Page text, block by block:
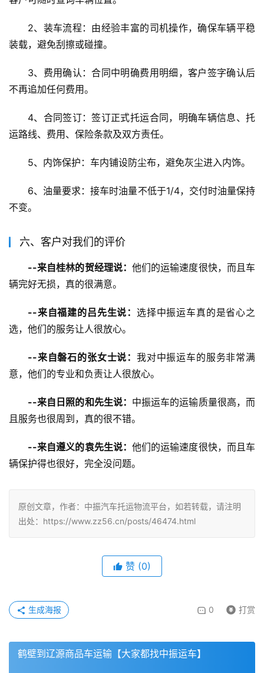
2、装车流程：由经验丰富的司机操作，确保车辆平稳
装载，避免刮擦或碰撞。
3、费用确认：合同中明确费用明细，客户签字确认后
不再追加任何费用。
4、合同签订：签订正式托运合同，明确车辆信息、托
运路线、费用、保险条款及双方责任。
5、内饰保护：车内铺设防尘布，避免灰尘进入内饰。
6、油量要求：接车时油量不低于1/4，交付时油量保持
不变。
六、客户对我们的评价
--来自桂林的贺经理说： 他们的运输速度很快，而且车
辆完好无损，真的很满意。
--来自福建的吕先生说： 选择中振运车真的是省心之
选，他们的服务让人很放心。
--来自磐石的张女士说： 我对中振运车的服务非常满
意，他们的专业和负责让人很放心。
--来自日照的和先生说： 中振运车的运输质量很高，而
且服务也很周到，真的很不错。
--来自遵义的袁先生说： 他们的运输速度很快，而且车
辆保护得也很好，完全没问题。
原创文章，作者：中振汽车托运物流平台，如若转载，请注明
出处：https://www.zz56.cn/posts/46474.html
赞 (0)
0 打赏
生成海报
鹤壁到辽源商品车运输【大家都找中振运车】